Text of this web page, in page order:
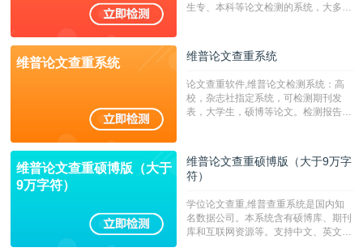
生专、本科等论文检测的系统，大多数
维普论文查重系统 维普论文查重系统
论文查重软件,维普论文检测系统：高
校，杂志社指定系统，可检测期刊发
表，大学生，硕博等论文。检测报告支
维普论文查重硕博版（大于
9万字符）
维普论文查重硕博版（大于9万字
符）
学位论文查重,维普查重系统是国内知
名数据公司。本系统含有硕博库、期刊
库和互联网资源等。支持中文、英文、